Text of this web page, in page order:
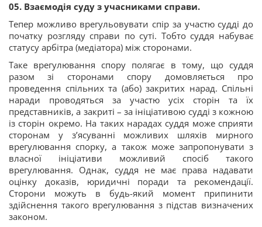
05. Взаємодія суду з учасниками справи.
Тепер можливо врегульовувати спір за участю судді до
початку розгляду справи по суті. Тобто суддя набуває
статусу арбітра (медіатора) між сторонами.
Таке врегулювання спору полягає в тому, що суддя
разом зі сторонами спору домовляється про
проведення спільних та (або) закритих нарад. Спільні
наради проводяться за участю усіх сторін та їх
представників, а закриті – за ініціативою судді з кожною
із сторін окремо. На таких нарадах суддя може сприяти
сторонам у з’ясуванні можливих шляхів мирного
врегулювання спорку, а також може запропонувати з
власної ініціативи можливий спосіб такого
врегулювання. Однак, суддя не має права надавати
оцінку доказів, юридичні поради та рекомендації.
Сторони можуть в будь-який момент припинити
здійснення такого врегулювання з підстав визначених
законом.